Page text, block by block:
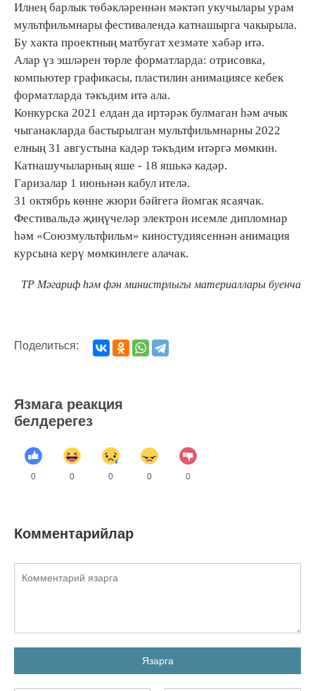
Илнең барлык төбәкләреннән мәктәп укучылары урам
мультфильмнары фестивалендә катнашырга чакырыла.
Бу хакта проектның матбугат хезмәте хәбәр итә.
Алар үз эшләрен төрле форматларда: отрисовка,
компьютер графикасы, пластилин анимациясе кебек
форматларда тәкъдим итә ала.
Конкурска 2021 елдан да иртәрәк булмаган һәм ачык
чыганакларда бастырылган мультфильмнарны 2022
елның 31 августына кадәр тәкъдим итәргә мөмкин.
Катнашучыларның яше - 18 яшькә кадәр.
Гаризалар 1 июньнән кабул ителә.
31 октябрь көнне жюри бәйгегә йомгак ясаячак.
Фестивальдә җиңүчеләр электрон исемле дипломнар
һәм «Союзмультфильм» киностудиясеннән анимация
курсына керү мөмкинлеге алачак.
ТР Мәгариф һәм фән министрлыгы материаллары буенча
Поделиться:
Язмага реакция
белдерегез
0 0 0 0 0
Комментарийлар
Язарга